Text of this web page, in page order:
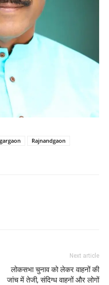
Rajnandgaon
Next article
लोकसभा चुनाव को लेकर वाहनों की
जांच में तेजी, संदिग्ध वाहनों और लोगों